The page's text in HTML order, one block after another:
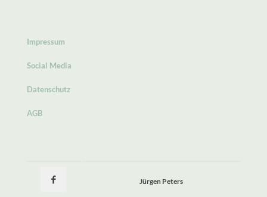
Impressum
Social Media
Datenschutz
AGB
Jürgen Peters